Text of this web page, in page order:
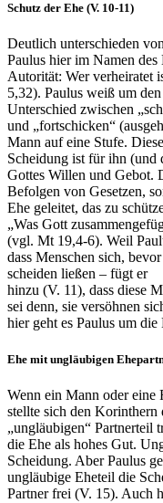
Schutz der Ehe (V. 10-11)
Deutlich unterschieden
Paulus hier im Namen
Autorität: Wer verheiratet
5,32). Paulus weiß um
Unterschied zwischen
und „fortschicken“
Mann auf eine Stufe.
Scheidung ist für ihn (und
Gottes Willen und Gebot.
Befolgen von Gesetzen,
Ehe geleitet, das zu
„Was Gott
(vgl. Mt 19,4-6). Weil
dass Menschen sich,
scheiden ließen – fügt er
hinzu (V. 11), dass diese
sei denn, sie versöhnen
hier geht es Paulus um
Ehe mit ungläubigen
Wenn ein Mann oder eine
stellte sich den Korinthern
„ungläubigen“ Partnerteil
die Ehe als hohes Gut.
Scheidung. Aber Paulus
ungläubige Eheteil die
Partner frei (V. 15). Auch